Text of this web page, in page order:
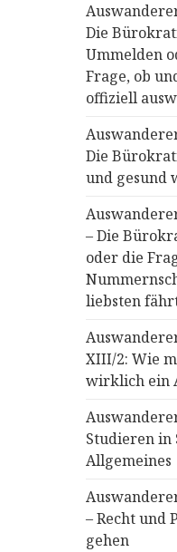
Die
Ummelden
Frage, ob
offiziell
Die
und gesund
– Die
oder die
liebsten
XIII/2: Wie
wirklich ein
Studieren in
Allgemeines
– Recht und
gehen